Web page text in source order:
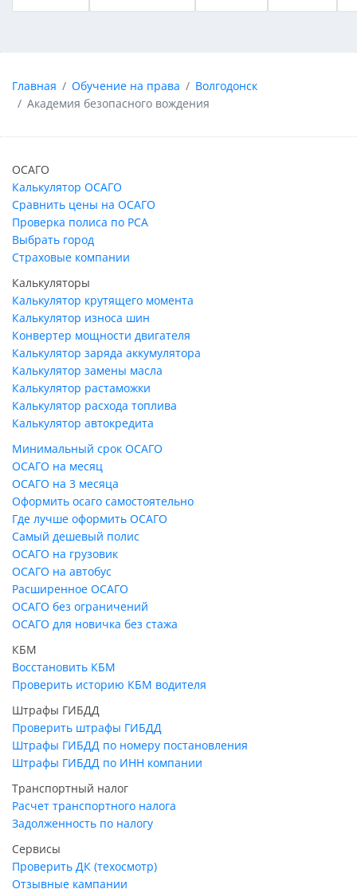
Главная Обучение на права
Волгодонск
Академия безопасного вождения
ОСАГО
Калькулятор ОСАГО
Сравнить цены на ОСАГО
Проверка полиса по РСА
Выбрать город
Страховые компании
Калькуляторы
Калькулятор крутящего момента
Калькулятор износа шин
Конвертер мощности двигателя
Калькулятор заряда аккумулятора
Калькулятор замены масла
Калькулятор растаможки
Калькулятор расхода топлива
Калькулятор автокредита
Минимальный срок ОСАГО
ОСАГО на месяц
ОСАГО на 3 месяца
Оформить осаго самостоятельно
Где лучше оформить ОСАГО
Самый дешевый полис
ОСАГО на грузовик
ОСАГО на автобус
Расширенное ОСАГО
ОСАГО без ограничений
ОСАГО для новичка без стажа
КБМ
Восстановить КБМ
Проверить историю КБМ водителя
Штрафы ГИБДД
Проверить штрафы ГИБДД
Штрафы ГИБДД по номеру постановления
Штрафы ГИБДД по ИНН компании
Транспортный налог
Расчет транспортного налога
Задолженность по налогу
Сервисы
Проверить ДК (техосмотр)
Отзывные кампании